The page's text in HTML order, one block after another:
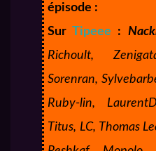
épisode :
SurTipeee :
Richoult,
Sorenran,
Ruby-lin,
Titus, LC, Thomas